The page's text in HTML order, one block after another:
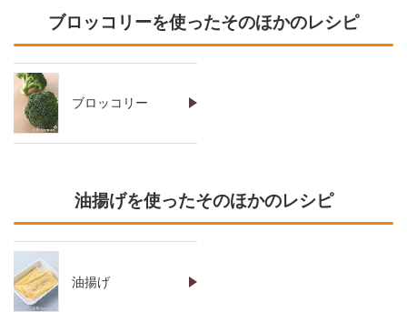
ブロッコリーを使ったそのほかのレシピ
ブロッコリー
油揚げを使ったそのほかのレシピ
油揚げ